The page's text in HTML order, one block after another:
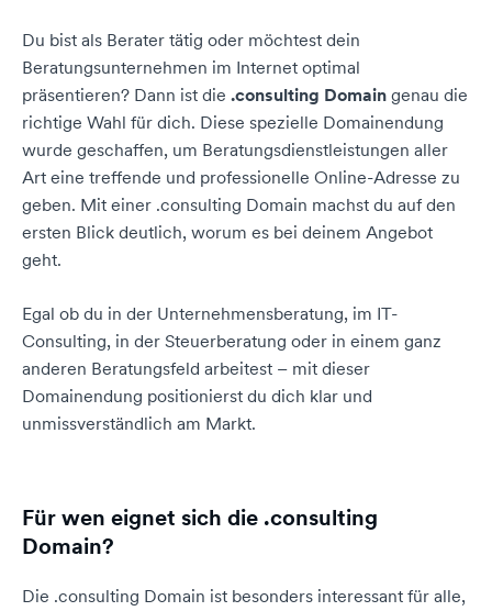
Du bist als Berater tätig oder möchtest dein
Beratungsunternehmen im Internet optimal
präsentieren? Dann ist die .consulting Domain genau die
richtige Wahl für dich. Diese spezielle Domainendung
wurde geschaffen, um Beratungsdienstleistungen aller
Art eine treffende und professionelle Online-Adresse zu
geben. Mit einer .consulting Domain machst du auf den
ersten Blick deutlich, worum es bei deinem Angebot
geht.
Egal ob du in der Unternehmensberatung, im IT-
Consulting, in der Steuerberatung oder in einem ganz
anderen Beratungsfeld arbeitest – mit dieser
Domainendung positionierst du dich klar und
unmissverständlich am Markt.
Für wen eignet sich die .consulting
Domain?
Die .consulting Domain ist besonders interessant für alle,